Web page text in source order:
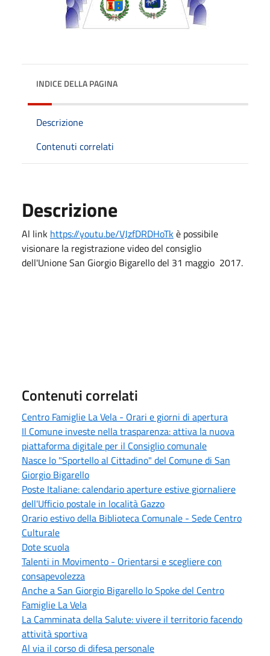
INDICE DELLA PAGINA
Descrizione
Contenuti correlati
Descrizione
Al link https://youtu.be/VJzfDRDHoTkè possibile
visionare la registrazione video del consiglio
dell'Unione San Giorgio Bigarello del 31 maggio 2017.
Contenuti correlati
Centro Famiglie La Vela - Orari e giorni di apertura
Il Comune investe nella trasparenza: attiva la nuova
piattaforma digitale per il Consiglio comunale
Nasce lo "Sportello al Cittadino" del Comune di San
Giorgio Bigarello
Poste Italiane: calendario aperture estive giornaliere
dell'Ufficio postale in località Gazzo
Orario estivo della Biblioteca Comunale - Sede Centro
Culturale
Dote scuola
Talenti in Movimento - Orientarsi e scegliere con
consapevolezza
Anche a San Giorgio Bigarello lo Spoke del Centro
Famiglie La Vela
La Camminata della Salute: vivere il territorio facendo
attività sportiva
Al via il corso di difesa personale